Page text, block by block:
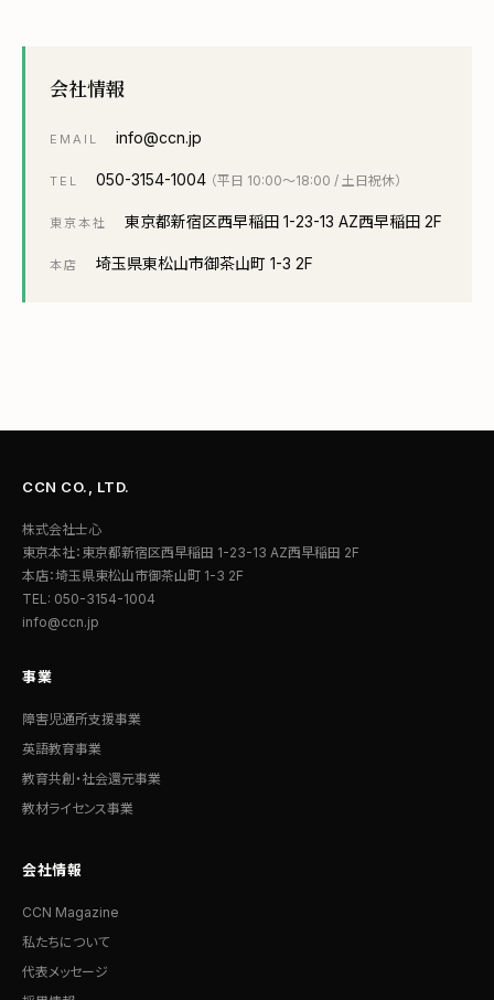
会社情報
EMAIL info@ccn.jp
TEL 050-3154-1004 （平日 10:00〜18:00 / 土日祝休）
東京本社 東京都新宿区西早稲田 1-23-13 AZ西早稲田 2F
本店 埼玉県東松山市御茶山町 1-3 2F
CCN CO., LTD.
株式会社士心
東京本社：東京都新宿区西早稲田 1-23-13 AZ西早稲田 2F
本店：埼玉県東松山市御茶山町 1-3 2F
TEL: 050-3154-1004
info@ccn.jp
事業
障害児通所支援事業
英語教育事業
教育共創・社会還元事業
教材ライセンス事業
会社情報
CCN Magazine
私たちについて
代表メッセージ